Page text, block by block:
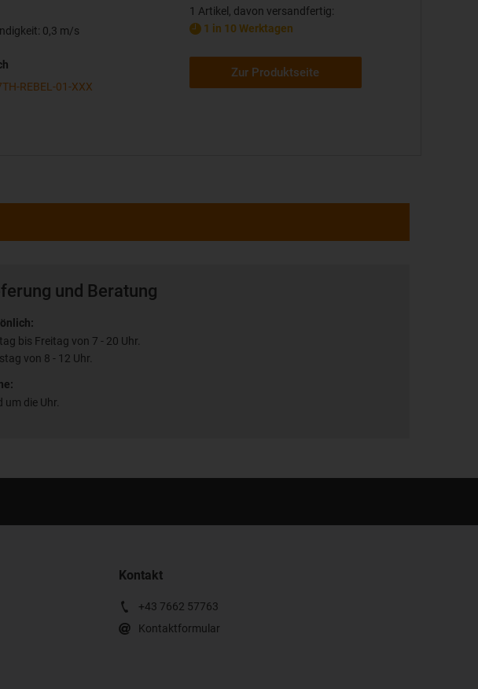
0,3 m/s
REBEL-01-XXX
1 Artikel, davon versandfertig:
1 in 10 Werktagen
Zur Produktseite
und Beratung
bis Freitag von 7 - 20 Uhr.
von 8 - 12 Uhr.
um die Uhr.
Kontakt
+43 7662 57763
Kontaktformular